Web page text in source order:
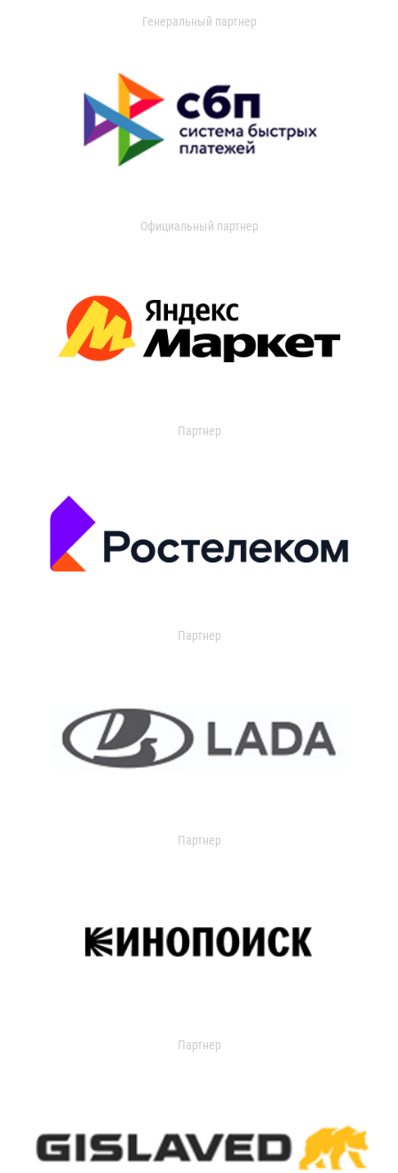
Генеральный партнер
Официальный партнер
Партнер
Партнер
Партнер
Партнер